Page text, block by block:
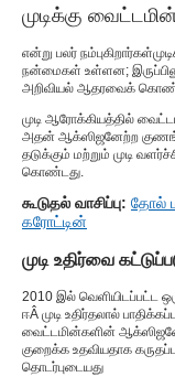
முடிக்கு
என்று பலர் நம்புகிறார்கள்
நன்மைகள் உள்ளன;
அறிவியல் ஆதரவைக்
முடி ஆரோக்கியத்தில்
அதன் ஆக்ஸிஜனேற்ற
தடுக்கும் மற்றும் முடி
கொண்டது.
கூடுதல் வாசிப்பு: தோல்
கரோட்டின்
முடி உதிர்வை
2010 இல் வெளியிடப்பட்ட
ஈÂ முடி உதிர்தலால்
வைட்டமின்களின்
குறைக்க உதவியதாக
தொடர்புடையது